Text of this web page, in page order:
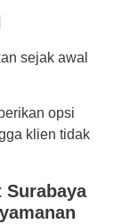
sejak awal
opsi
klien tidak
Surabaya